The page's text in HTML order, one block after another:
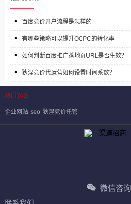
百度竞价开户流程是怎样的
有哪些策略可以提升OCPC的转化率
如何判断百度推广落地页URL是否生效？
狄涅竞价代运营如何设置时间系数？
热门TAG
企业网站 seo 狄涅竞价托管
微信咨询